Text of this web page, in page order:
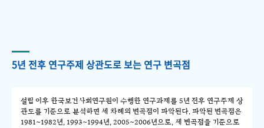
5년 전후 연구주제 상관도로 보는 연구 변곡점
설립 이후 한국보건사회연구원이 수행한 연구과제를 5년 전후 연구주제 상
관도를 기준으로 분석하면 세 차례의 변곡점이 파악된다. 파악된 변곡점은
1981~1982년, 1993~1994년, 2005~2006년으로, 세 변곡점을 기준으로